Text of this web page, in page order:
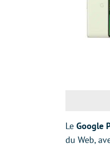
Le Google
du Web,